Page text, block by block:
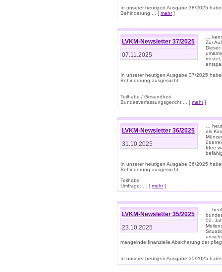
In unserer heutigen Ausgabe 38/2025
Behinderung ... [ mehr]
LVKM-Newsletter 37/2025
07.11.2025
…
Zur
Dieser
In unserer heutigen Ausgabe 37/2025
Behinderung ausgesucht:
Teilhabe / Gesundheit
Bundesverfassungsgericht ... [ mehr]
LVKM-Newsletter 36/2025
31.10.2025
…
als
Idee
In unserer heutigen Ausgabe 36/2025
Behinderung ausgesucht:
Teilhabe
Umfrage: ... [ mehr]
LVKM-Newsletter 35/2025
23.10.2025
…
50.
mangelnde finanzielle Absicherung der
In unserer heutigen Ausgabe 35/2025